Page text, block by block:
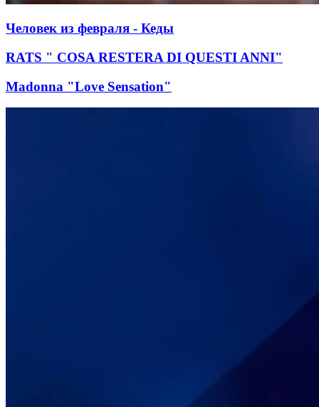
Человек из февраля - Кеды
RATS " COSA RESTERA DI QUESTI ANNI"
Madonna "Love Sensation"